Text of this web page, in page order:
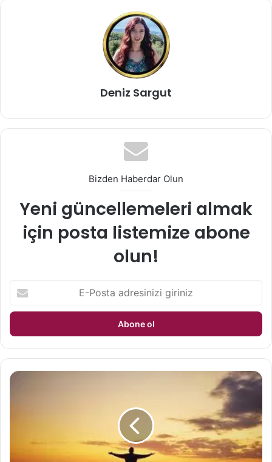
Deniz Sargut
Bizden Haberdar Olun
Yeni güncellemeleri almak
için posta listemize abone
olun!
P
s
t
a
A